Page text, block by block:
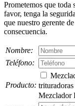
Prometemos que
favor, tenga la
que nuestro gerente
consecuencia.
Nombre:
Teléfono:
Producto: trituradoras
Mezclador